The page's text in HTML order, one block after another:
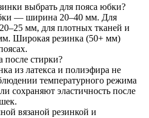
выбрать для пояса юбки?
— ширина 20–40 мм. Для
мм, для плотных тканей и
Широкая резинка (50+ мм)
после стирки?
из латекса и полиэфира не
температурного режима
сохраняют эластичность после
вязаной резинкой и